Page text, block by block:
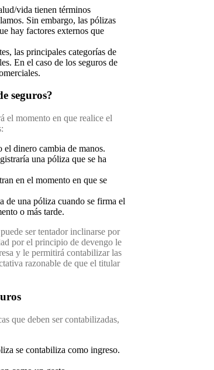
vida tienen términos
Sin embargo, las pólizas
hay factores externos que
las principales categorías de
En el caso de los seguros de
seguros?
el momento en que realice el
el dinero cambia de manos.
una póliza que se ha
en el momento en que se
de una póliza cuando se firma el
o más tarde.
ser tentador inclinarse por
por el principio de devengo le
y le permitirá contabilizar las
razonable de que el titular
que deben ser contabilizadas,
se contabiliza como ingreso.